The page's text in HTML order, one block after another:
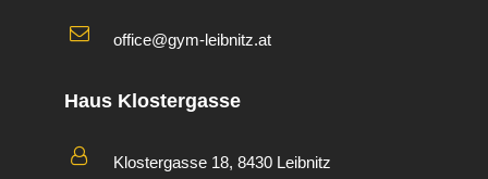
office@gym-leibnitz.at
Haus Klostergasse
Klostergasse 18, 8430 Leibnitz